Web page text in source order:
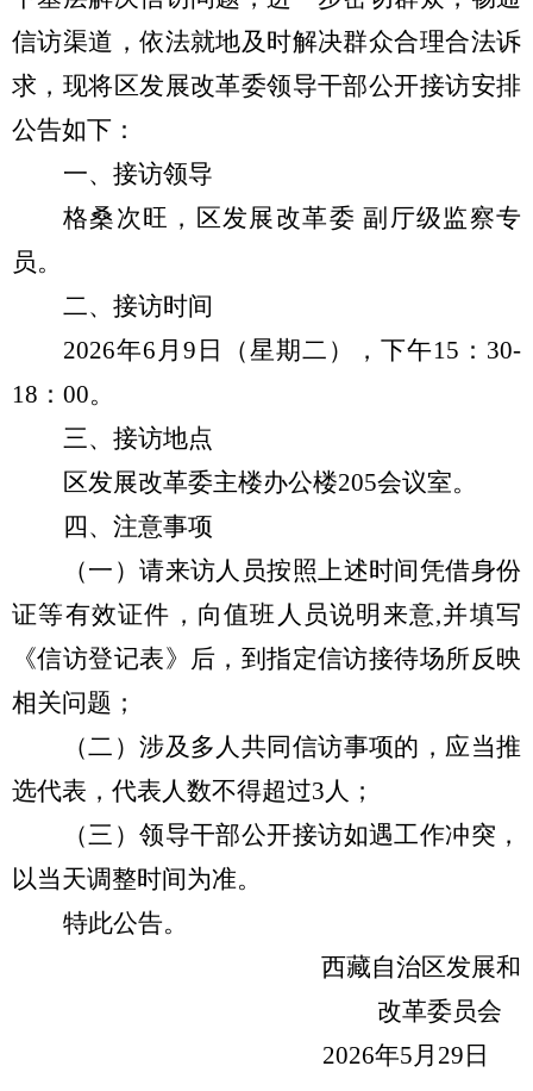
信访渠道，依法就地及时解决群众合理合法诉
求，现将区发展改革委领导干部公开接访安排
公告如下：
一、 接访领导
格桑次旺，区发展改革委 副厅级监察专
员。
二、 接访时间
2026年6月9日（星期二），下午15：30-
18：00。
三、 接访地点
区发展改革委主楼办公楼205会议室。
四、 注意事项
（一）请来访人员按照上述时间凭借身份
证等有效证件，向值班人员说明来意,并填写
《信访登记表》后，到指定信访接待场所反映
相关问题；
（二）涉及多人共同信访事项的，应当推
选代表，代表人数不得超过3人；
（三）领导干部公开接访如遇工作冲突，
以当天调整时间为准。
特此公告。
西藏自治区发展和
改革委员会
2026年5月29日